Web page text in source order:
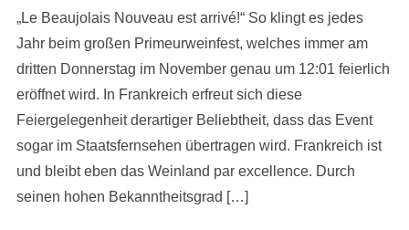
„Le Beaujolais Nouveau est arrivé!“ So klingt es jedes
Jahr beim großen Primeurweinfest, welches immer am
dritten Donnerstag im November genau um 12:01 feierlich
eröffnet wird. In Frankreich erfreut sich diese
Feiergelegenheit derartiger Beliebtheit, dass das Event
sogar im Staatsfernsehen übertragen wird. Frankreich ist
und bleibt eben das Weinland par excellence. Durch
seinen hohen Bekanntheitsgrad […]